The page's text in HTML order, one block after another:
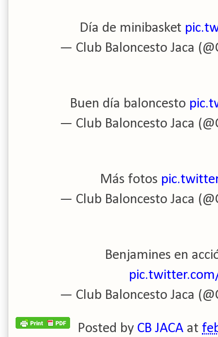
Día de minibasket
— Club Baloncesto Jaca
Buen día baloncesto
— Club Baloncesto Jaca
Más fotos
— Club Baloncesto Jaca
Benjamines en
— Club Baloncesto Jaca
Posted by CB JACA at